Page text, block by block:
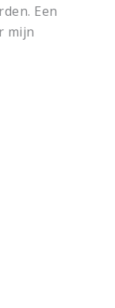
Een
mijn